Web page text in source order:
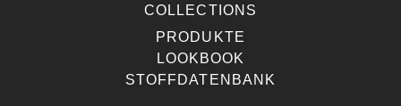
COLLECTIONS
PRODUKTE
LOOKBOOK
STOFFDATENBANK